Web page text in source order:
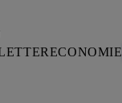
ECONOMIE